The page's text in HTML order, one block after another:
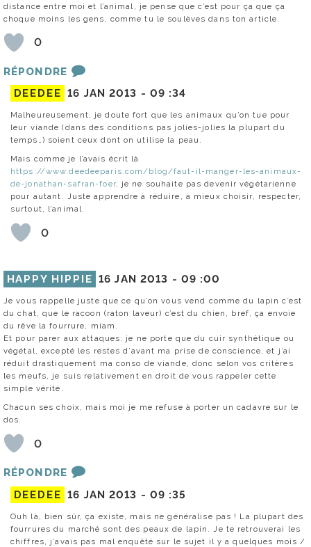
distance entre moi et l’animal, je pense que c’est pour ça que ça
choque moins les gens, comme tu le soulèves dans ton article.
0
RÉPONDRE
DEEDEE 16 JAN 2013 - 09 :34
Malheureusement, je doute fort que les animaux qu’on tue pour
leur viande (dans des conditions pas jolies-jolies la plupart du
temps…) soient ceux dont on utilise la peau.
Mais comme je l’avais écrit là
https://www.deedeeparis.com/blog/faut-il-manger-les-animaux-
de-jonathan-safran-foer, je ne souhaite pas devenir végétarienne
pour autant. Juste apprendre à réduire, à mieux choisir, respecter,
surtout, l’animal.
0
HAPPY HIPPIE 16 JAN 2013 - 09 :00
Je vous rappelle juste que ce qu’on vous vend comme du lapin c’est
du chat, que le racoon (raton laveur) c’est du chien, bref, ça envoie
du rêve la fourrure, miam.
Et pour parer aux attaques: je ne porte que du cuir synthétique ou
végétal, excepté les restes d’avant ma prise de conscience, et j’ai
réduit drastiquement ma conso de viande, donc selon vos critères
les meufs, je suis relativement en droit de vous rappeler cette
simple vérité.
Chacun ses choix, mais moi je me refuse à porter un cadavre sur le
dos.
0
RÉPONDRE
DEEDEE 16 JAN 2013 - 09 :35
Ouh là, bien sûr, ça existe, mais ne généralise pas ! La plupart des
fourrures du marché sont des peaux de lapin. Je te retrouverai les
chiffres, j’avais pas mal enquêté sur le sujet il y a quelques mois /